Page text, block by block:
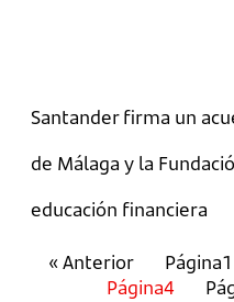
Santander firma un
de Málaga y la
educación financiera
« Anterior Página1
Página4